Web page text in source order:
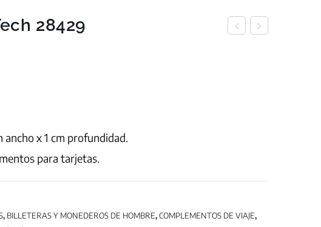
28429
ancho x 1 cm profundidad.
para tarjetas.
, BILLETERAS Y MONEDEROS DE HOMBRE,COMPLEMENTOS DE VIAJE,